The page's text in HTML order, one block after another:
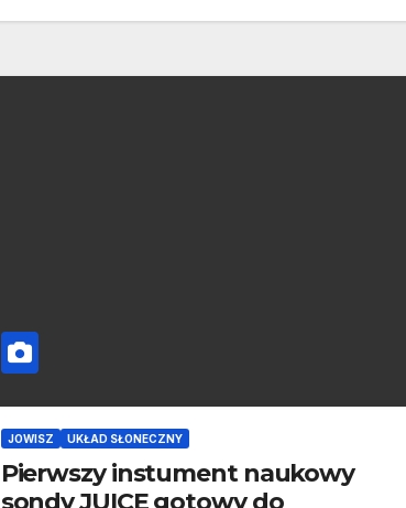
JOWISZ UKŁAD SŁONECZNY
Pierwszy instument naukowy
sondy JUICE gotowy do